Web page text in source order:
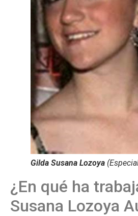
Gilda Susana Lozoya
¿En qué ha
Susana Lozoya